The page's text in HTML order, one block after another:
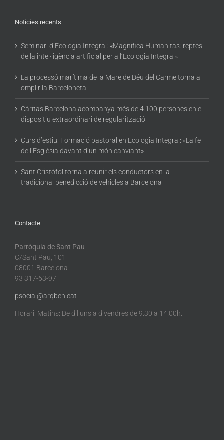
Noticies recents
Seminari d’Ecologia Integral: «Magnifica Humanitas: reptes
de la intel·ligència artificial per a l’Ecologia Integral»
La processó marítima de la Mare de Déu del Carme torna a
omplir la Barceloneta
Càritas Barcelona acompanya més de 4.100 persones en el
dispositiu extraordinari de regularització
Curs d’estiu: Formació pastoral en Ecologia Integral: «La fe
de l’Església davant d’un món canviant»
Sant Cristòfol torna a reunir els conductors en la
tradicional benedicció de vehicles a Barcelona
Contacte
Parròquia de Sant Pau
C/Sant Pau, 101
08001 Barcelona
93 317-63-97
psocial@arqbcn.cat
Horari: Matins: De dilluns a divendres de 9.30 a 14.00h.